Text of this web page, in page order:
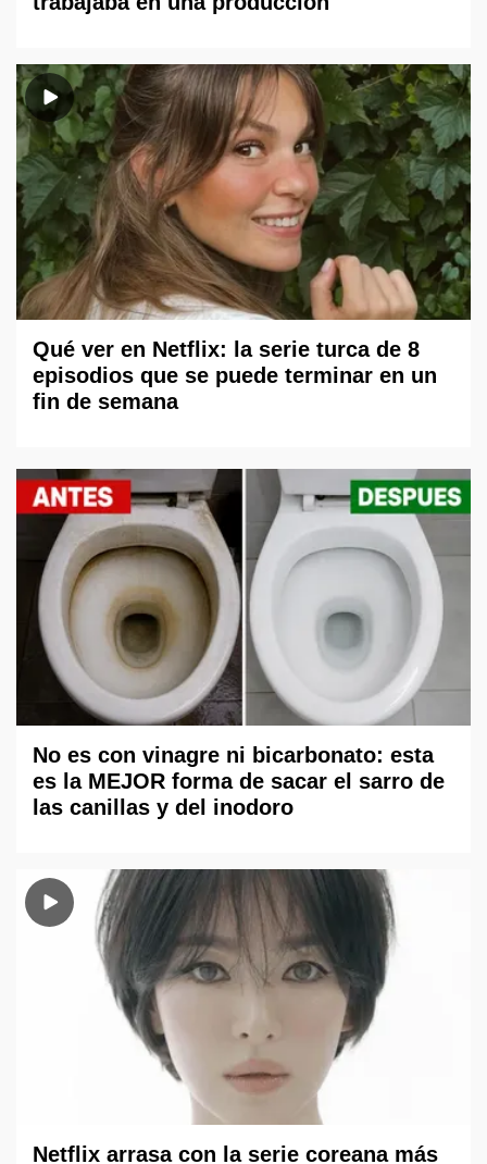
Qué ver en Netflix: la serie turca de 8
episodios que se puede terminar en un
fin de semana
No es con vinagre ni bicarbonato: esta
es la MEJOR forma de sacar el sarro de
las canillas y del inodoro
Netflix arrasa con la serie coreana más